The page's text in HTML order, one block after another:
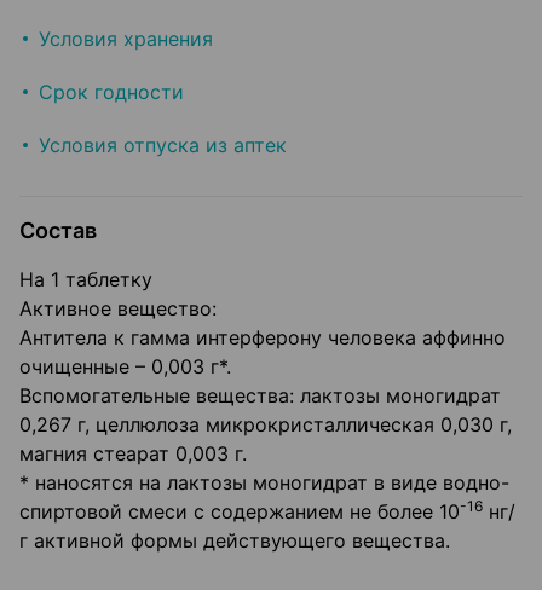
Условия хранения
Срок годности
Условия отпуска из аптек
Состав
На 1 таблетку
Активное вещество:
Антитела к гамма интерферону человека аффинно
очищенные – 0,003 г*.
Вспомогательные вещества: лактозы моногидрат
0,267 г, целлюлоза микрокристаллическая 0,030 г,
магния стеарат 0,003 г.
* наносятся на лактозы моногидрат в виде водно-
спиртовой смеси с содержанием не более 10-16 нг/
г активной формы действующего вещества.